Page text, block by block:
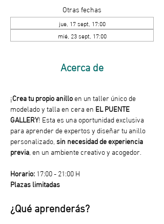
Otras fechas
jue, 17 sept, 17:00
mié, 23 sept, 17:00
Acerca de
¡Crea tu propio anillo en un taller único de
modelado y talla en cera en EL PUENTE
GALLERY! Esta es una oportunidad exclusiva
para aprender de expertos y diseñar tu anillo
personalizado, sin necesidad de experiencia
previa, en un ambiente creativo y acogedor.
Horario: 17:00 - 21:00 H
Plazas limitadas
¿Qué aprenderás?